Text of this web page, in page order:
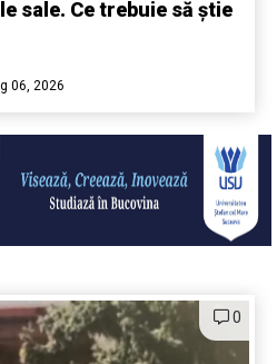
sale. Ce trebuie să știe
06, 2026
0